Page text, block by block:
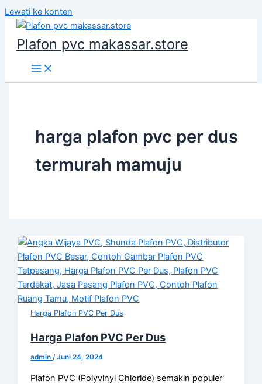
Lewati ke konten
Plafon pvc makassar.store
harga plafon pvc per dus
termurah mamuju
Harga Plafon PVC Per Dus
Harga Plafon PVC Per Dus
admin/Juni 24, 2024
Plafon PVC (Polyvinyl Chloride) semakin populer